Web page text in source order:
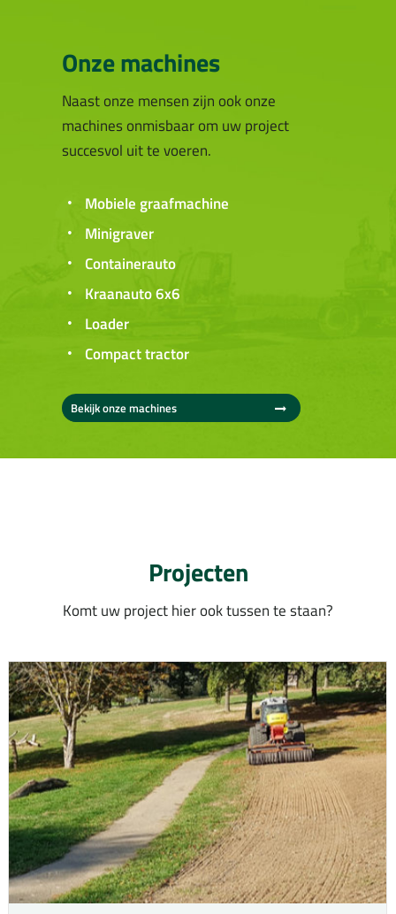
Onze machines
Naast onze mensen zijn ook onze
machines onmisbaar om uw project
succesvol uit te voeren.
Mobiele graafmachine
Minigraver
Containerauto
Kraanauto 6x6
Loader
Compact tractor
Bekijk onze machines
Projecten
Komt uw project hier ook tussen te staan?